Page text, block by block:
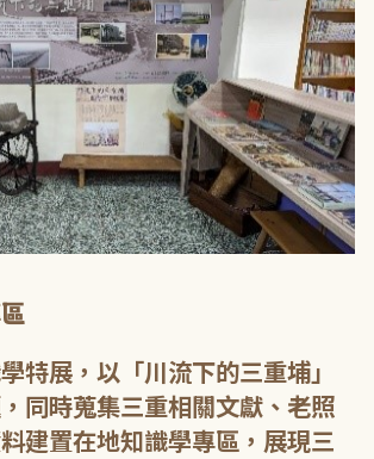
特展，以「川流下的三重埔」
同時蒐集三重相關文獻、老照
建置在地知識學專區，展現三